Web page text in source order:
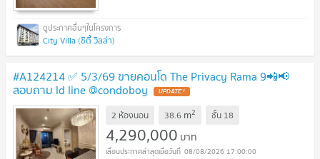
City Villa (ซิตี้ วิลล่า)
#A124214 ✅ 5/3/69 ขายคอนโด The Privacy Rama 9📲📢
สอบถาม ld line @condoboy UPDATE !
2 ห้องนอน 38.6 m2 ชั้น 18
4,290,000 บาท
08/08/2026 17:00:00